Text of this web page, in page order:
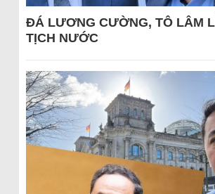
ĐÁ LƯƠNG CƯỜNG, TÔ LÂM
TỊCH NƯỚC